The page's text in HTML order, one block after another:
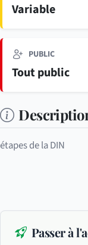
Variable
PUBLIC
Tout public
étapes de la DIN
Passer à